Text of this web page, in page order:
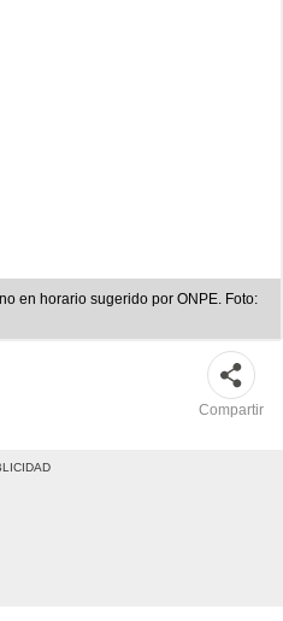
en horario sugerido por ONPE. Foto:
Compartir